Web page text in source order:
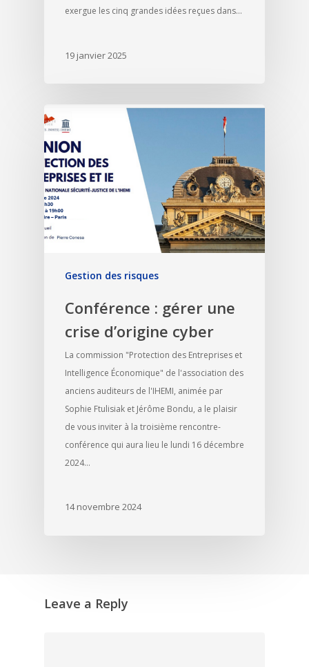
exergue les cinq grandes idées reçues dans…
19 janvier 2025
Gestion des risques
Conférence : gérer une
crise d’origine cyber
La commission "Protection des Entreprises et
Intelligence Économique" de l'association des
anciens auditeurs de l'IHEMI, animée par
Sophie Ftulisiak et Jérôme Bondu, a le plaisir
de vous inviter à la troisième rencontre-
conférence qui aura lieu le lundi 16 décembre
2024…
14 novembre 2024
Leave a Reply